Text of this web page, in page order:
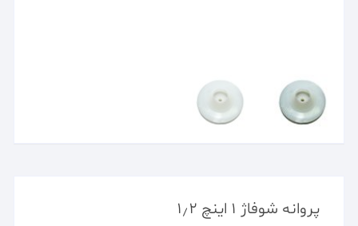
پروانه شوفاژ ۱ اینچ ۱٫۲